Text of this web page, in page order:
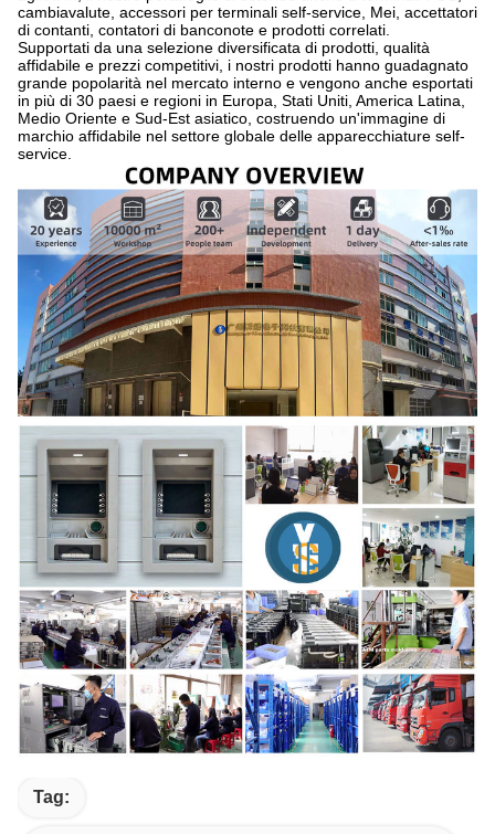
cambiavalute, accessori per terminali self-service, Mei, accettatori
di contanti, contatori di banconote e prodotti correlati.
Supportati da una selezione diversificata di prodotti, qualità
affidabile e prezzi competitivi, i nostri prodotti hanno guadagnato
grande popolarità nel mercato interno e vengono anche esportati
in più di 30 paesi e regioni in Europa, Stati Uniti, America Latina,
Medio Oriente e Sud-Est asiatico, costruendo un'immagine di
marchio affidabile nel settore globale delle apparecchiature self-
service.
Tag: